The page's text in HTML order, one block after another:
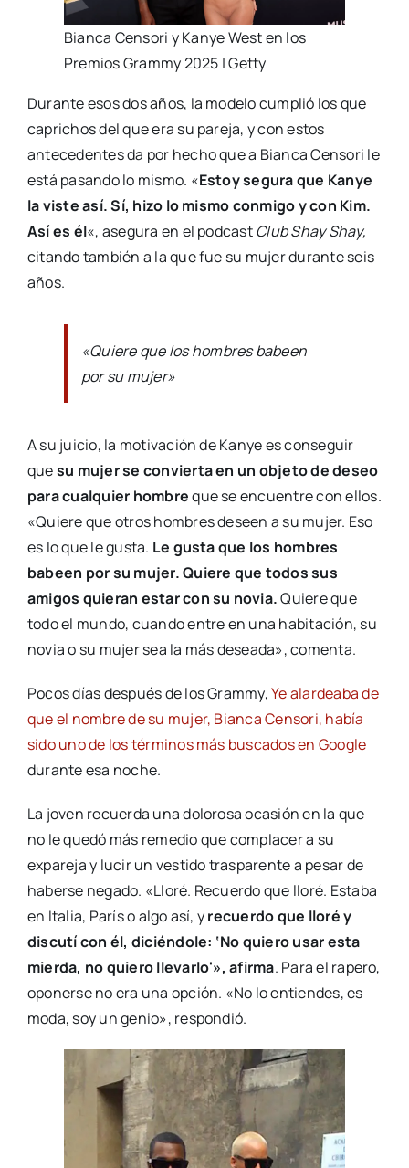
Bianca Censori y Kanye West en los
Premios Grammy 2025 | Getty
Durante esos dos años, la modelo cumplió los que
caprichos del que era su pareja, y con estos
antecedentes da por hecho que a Bianca Censori le
está pasando lo mismo. «Estoy segura que Kanye
la viste así. Sí, hizo lo mismo conmigo y con Kim.
Así es él«, asegura en el podcastClub Shay Shay,
citando también a la que fue su mujer durante seis
años.
«Quiere que los hombres babeen
por su mujer»
A su juicio, la motivación de Kanye es conseguir
quesu mujer se convierta en un objeto de deseo
para cualquier hombreque se encuentre con ellos.
«Quiere que otros hombres deseen a su mujer. Eso
es lo que le gusta. Le gusta que los hombres
babeen por su mujer. Quiere que todos sus
amigos quieran estar con su novia.Quiere que
todo el mundo, cuando entre en una habitación, su
novia o su mujer sea la más deseada», comenta.
Pocos días después de los Grammy,Ye alardeaba de
que el nombre de su mujer, Bianca Censori, había
sido uno de los términos más buscados en Google
durante esa noche.
La joven recuerda una dolorosa ocasión en la que
no le quedó más remedio que complacer a su
expareja y lucir un vestido trasparente a pesar de
haberse negado. «Lloré. Recuerdo que lloré. Estaba
en Italia, París o algo así, yrecuerdo que lloré y
discutí con él, diciéndole: ‘No quiero usar esta
mierda, no quiero llevarlo'», afirma. Para el rapero,
oponerse no era una opción. «No lo entiendes, es
moda, soy un genio», respondió.